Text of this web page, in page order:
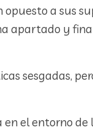
opuesto a sus
apartado y
sesgadas,
el entorno de